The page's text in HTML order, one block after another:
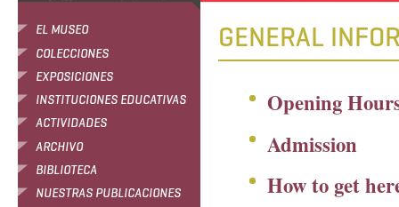
EL MUSEO
COLECCIONES
EXPOSICIONES
INSTITUCIONES EDUCATIVAS
ACTIVIDADES
ARCHIVO
BIBLIOTECA
NUESTRAS PUBLICACIONES
GENERAL
Opening
Admission
How to get